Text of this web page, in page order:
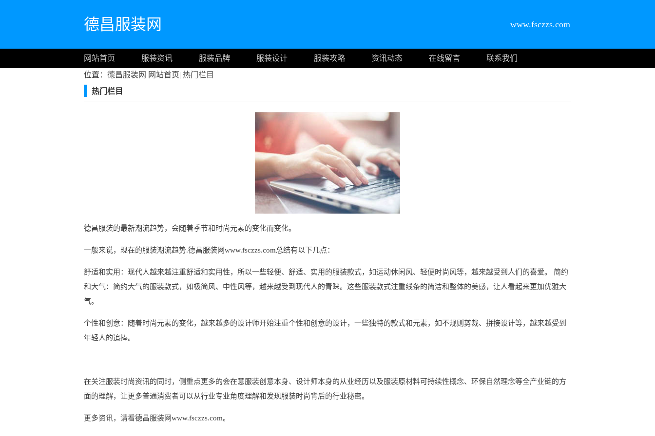
德昌服装网 www.fsczzs.com
网站首页 服装资讯 服装品牌 服装设计 服装攻略 资讯动态 在线留言
联系我们
位置：德昌服装网 网站首页| 热门栏目
热门栏目
德昌服装的最新潮流趋势，会随着季节和时尚元素的变化而变化。
一般来说，现在的服装潮流趋势.德昌服装网www.fsczzs.com总结有以下几点：
舒适和实用：现代人越来越注重舒适和实用性，所以一些轻便、舒适、实用的服装款式，如运动休闲风、轻便时尚风等，越来越受到人们的喜爱。 简约
和大气：简约大气的服装款式，如极简风、中性风等，越来越受到现代人的青睐。这些服装款式注重线条的简洁和整体的美感，让人看起来更加优雅大
气。
个性和创意：随着时尚元素的变化，越来越多的设计师开始注重个性和创意的设计，一些独特的款式和元素，如不规则剪裁、拼接设计等，越来越受到
年轻人的追捧。
在关注服装时尚资讯的同时，侧重点更多的会在意服装创意本身、设计师本身的从业经历以及服装原材料可持续性概念、环保自然理念等全产业链的方
面的理解，让更多普通消费者可以从行业专业角度理解和发现服装时尚背后的行业秘密。
更多资讯，请看德昌服装网www.fsczzs.com。